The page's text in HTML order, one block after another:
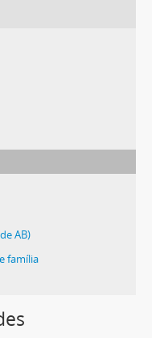
AB)
família